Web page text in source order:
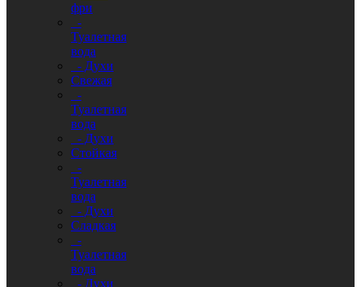
фри
-
Туалетная
вода
- Духи
Свежая
-
Туалетная
вода
- Духи
Стойкая
-
Туалетная
вода
- Духи
Сладкая
-
Туалетная
вода
- Духи